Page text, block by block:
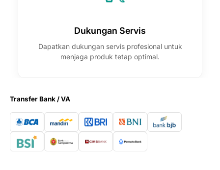
Dukungan Servis
Dapatkan dukungan servis profesional untuk
menjaga produk tetap optimal.
Transfer Bank / VA